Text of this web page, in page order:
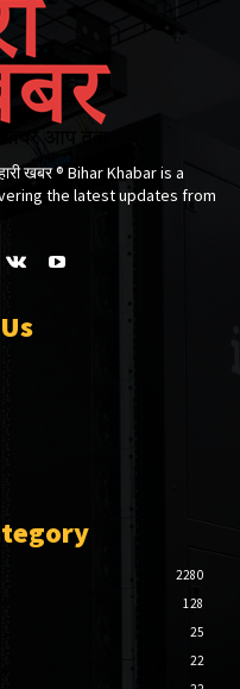
खबर ®​ Bihar Khabar is a
the latest updates from
2280
128
25
22